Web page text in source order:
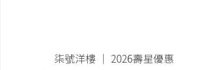
柒號洋樓 │ 2026壽星優惠